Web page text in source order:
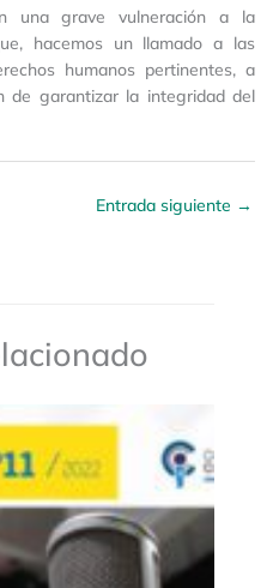
una grave vulneración a la
hacemos un llamado a las
humanos pertinentes, a
de garantizar la integridad del
Entrada siguiente →